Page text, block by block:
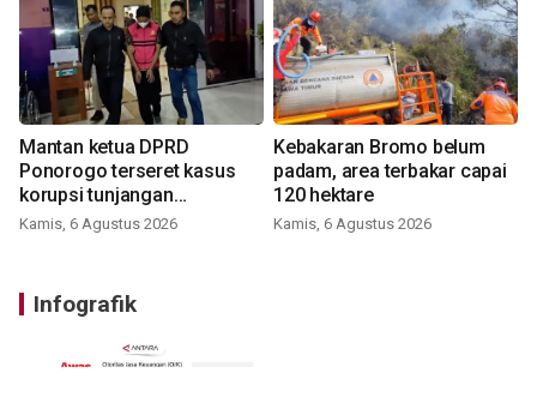
Mantan ketua DPRD
Ponorogo terseret kasus
korupsi tunjangan
perumahan
Kamis, 6 Agustus 2026
Kebakaran Bromo belum
padam, area terbakar capai
120 hektare
Kamis, 6 Agustus 2026
Infografik